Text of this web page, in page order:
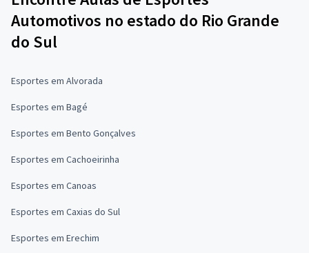
Automotivos no estado do Rio Grande
do Sul
Esportes em Alvorada
Esportes em Bagé
Esportes em Bento Gonçalves
Esportes em Cachoeirinha
Esportes em Canoas
Esportes em Caxias do Sul
Esportes em Erechim